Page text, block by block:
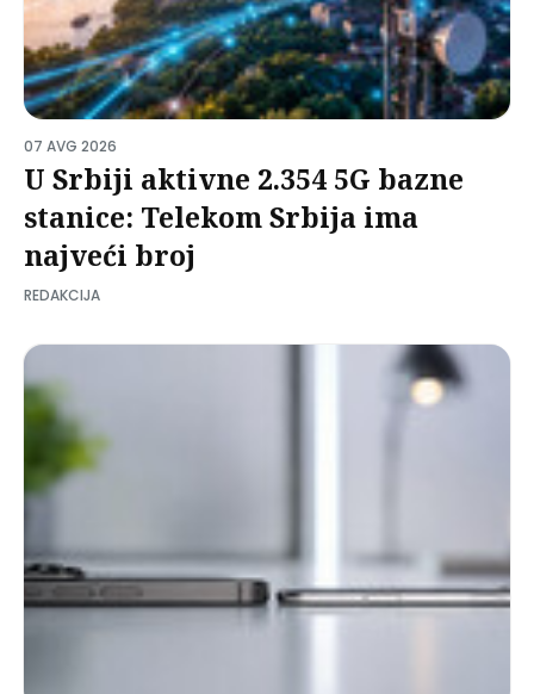
07 AVG 2026
U Srbiji aktivne 2.354 5G bazne
stanice: Telekom Srbija ima
najveći broj
REDAKCIJA